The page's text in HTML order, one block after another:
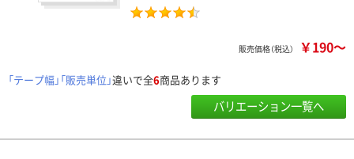
販売価格（税込） ￥190～
「テープ幅」「販売単位」違いで全6商品あります
バリエーション一覧へ